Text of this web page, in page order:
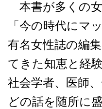
本書が多くの
「今の時代にマ
有名女性誌の編
てきた知恵と経
社会学者、医師
どの話を随所に